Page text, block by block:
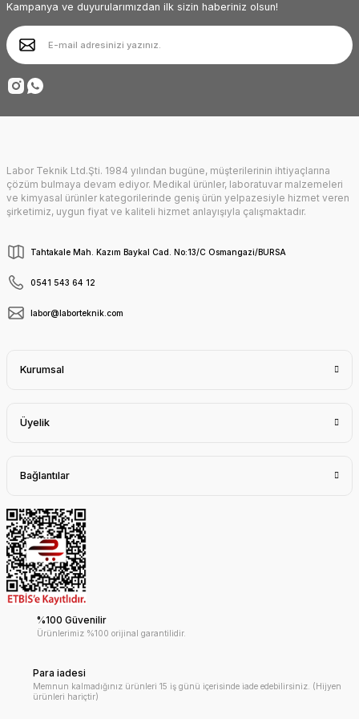
Bu ürüne benzer farklı alternatifler olmalı.
Kampanya ve duyurularımızdan ilk sizin haberiniz olsun!
Labor Teknik Ltd.Şti. 1984 yılından bugüne, müşterilerinin ihtiyaçlarına
çözüm bulmaya devam ediyor. Medikal ürünler, laboratuvar malzemeleri
ve kimyasal ürünler kategorilerinde geniş ürün yelpazesiyle hizmet veren
şirketimiz, uygun fiyat ve kaliteli hizmet anlayışıyla çalışmaktadır.
Tahtakale Mah. Kazım Baykal Cad. No:13/C Osmangazi/BURSA
0541 543 64 12
labor@laborteknik.com
Kurumsal
Üyelik
Bağlantılar
%100 Güvenilir
Ürünlerimiz %100 orijinal garantilidir.
Para iadesi
Memnun kalmadığınız ürünleri 15 iş günü içerisinde iade edebilirsiniz. (Hijyen
ürünleri hariçtir)